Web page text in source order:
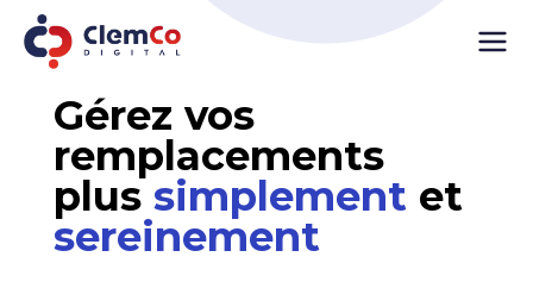
Gérez vos
remplacements
plus simplement et
sereinement